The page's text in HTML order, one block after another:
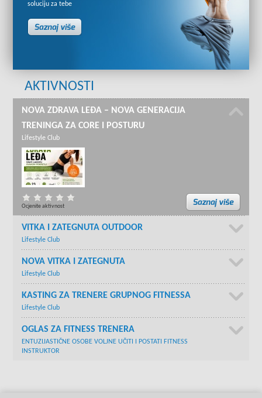
soluciju za tebe
AKTIVNOSTI
NOVA ZDRAVA LEĐA – NOVA GENERACIJA
TRENINGA ZA CORE I POSTURU
Lifestyle Club
Ocjenite aktivnost
VITKA I ZATEGNUTA OUTDOOR
Lifestyle Club
NOVA VITKA I ZATEGNUTA
Lifestyle Club
KASTING ZA TRENERE GRUPNOG FITNESSA
Lifestyle Club
OGLAS ZA FITNESS TRENERA
ENTUZIJASTIČNE OSOBE VOLJNE UČITI I POSTATI FITNESS
INSTRUKTOR